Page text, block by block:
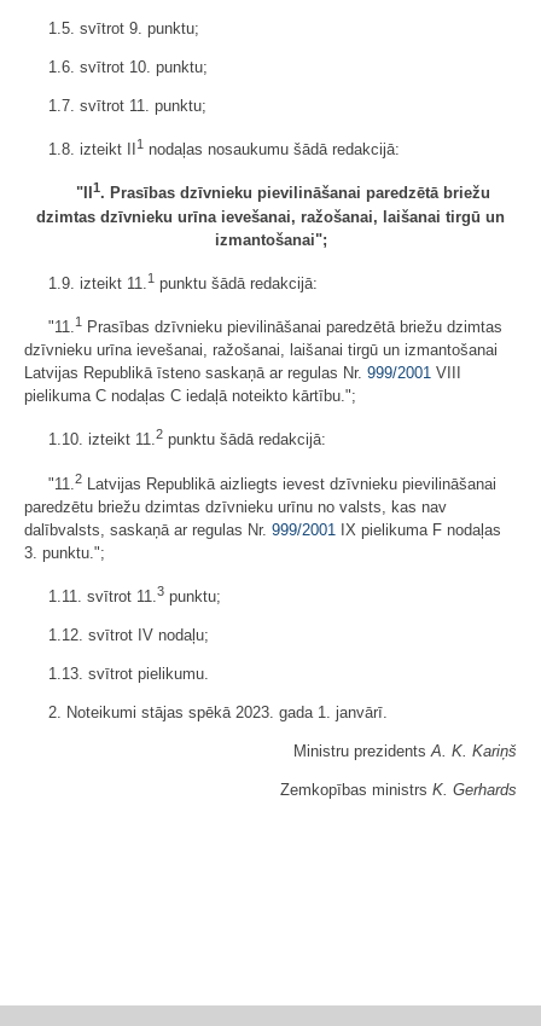
1.5. svītrot 9. punktu;
1.6. svītrot 10. punktu;
1.7. svītrot 11. punktu;
1.8. izteikt II 1 nodaļas nosaukumu šādā redakcijā:
"II 1 . Prasības dzīvnieku pievilināšanai paredzētā briežu
dzimtas dzīvnieku urīna ievešanai, ražošanai, laišanai tirgū un
izmantošanai";
1.9. izteikt 11. 1 punktu šādā redakcijā:
"11.1
Prasības dzīvnieku pievilināšanai paredzētā briežu dzimtas
dzīvnieku urīna ievešanai, ražošanai, laišanai tirgū un izmantošanai
Latvijas Republikā īsteno saskaņā ar regulas Nr. 999/2001 VIII
pielikuma C nodaļas C iedaļā noteikto kārtību.";
1.10. izteikt 11.2 punktu šādā redakcijā:
"11. 2
Latvijas Republikā aizliegts ievest dzīvnieku pievilināšanai
paredzētu briežu dzimtas dzīvnieku urīnu no valsts, kas nav
dalībvalsts, saskaņā ar regulas Nr. 999/2001
IX pielikuma F nodaļas
3. punktu.";
1.11. svītrot 11.3 punktu;
1.12. svītrot IV nodaļu;
1.13. svītrot pielikumu.
2. Noteikumi stājas spēkā 2023. gada 1. janvārī.
Ministru prezidentsA. K. Kariņš
Zemkopības ministrs K. Gerhards